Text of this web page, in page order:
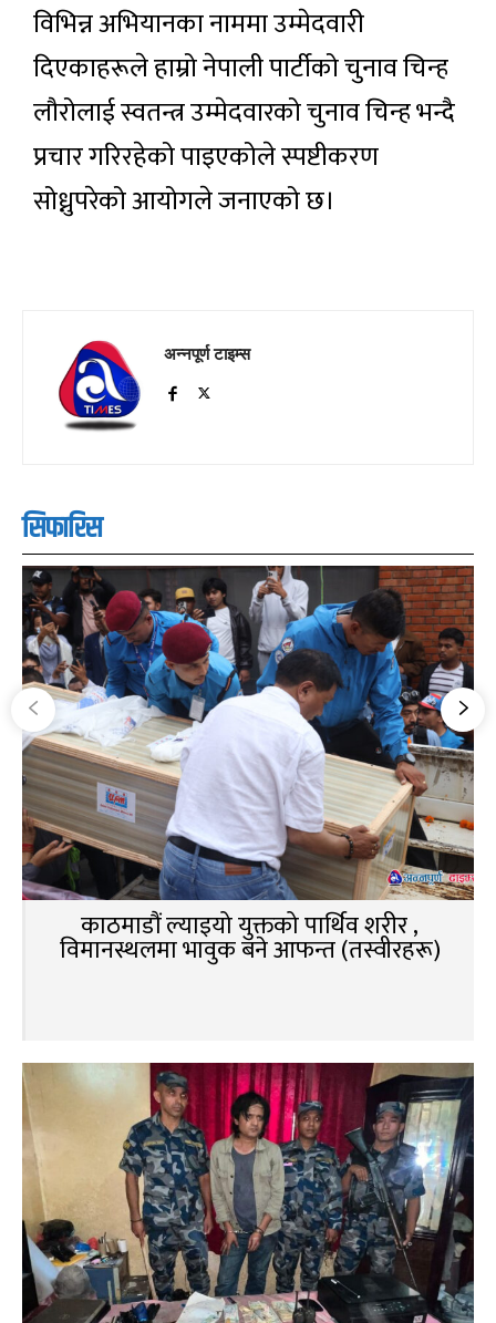
विभिन्न अभियानका नाममा उम्मेदवारी
दिएकाहरूले हाम्रो नेपाली पार्टीको चुनाव चिन्ह
लौरोलाई स्वतन्त्र उम्मेदवारको चुनाव चिन्ह भन्दै
प्रचार गरिरहेको पाइएकोले स्पष्टीकरण
सोध्नुपरेको आयोगले जनाएको छ।
अन्नपूर्ण टाइम्स
सिफारिस
काठमाडौं ल्याइयो युक्तको पार्थिव शरीर ,
विमानस्थलमा भावुक बने आफन्त (तस्वीरहरू)